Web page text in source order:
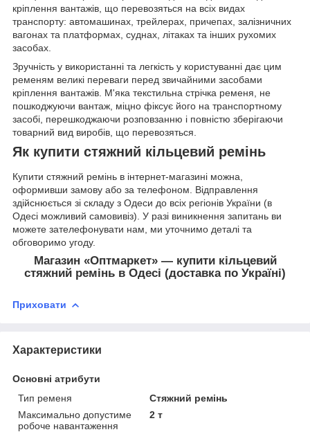
кріплення вантажів, що перевозяться на всіх видах
транспорту: автомашинах, трейлерах, причепах, залізничних
вагонах та платформах, суднах, літаках та інших рухомих
засобах.
Зручність у використанні та легкість у користуванні дає цим
ременям великі переваги перед звичайними засобами
кріплення вантажів. М'яка текстильна стрічка ременя, не
пошкоджуючи вантаж, міцно фіксує його на транспортному
засобі, перешкоджаючи розповзанню і повністю зберігаючи
товарний вид виробів, що перевозяться.
Як купити стяжний кільцевий ремінь
Купити стяжний ремінь в інтернет-магазині можна,
оформивши замову або за телефоном. Відправлення
здійснюється зі складу з Одеси до всіх регіонів України (в
Одесі можливий самовивіз). У разі виникнення запитань ви
можете зателефонувати нам, ми уточнимо деталі та
обговоримо угоду.
Магазин «Оптмаркет» — купити кільцевий
стяжний ремінь в Одесі (доставка по Україні)
Приховати
Характеристики
Основні атрибути
Тип ременя
Стяжний ремінь
Максимально допустиме
робоче навантаження
2 т